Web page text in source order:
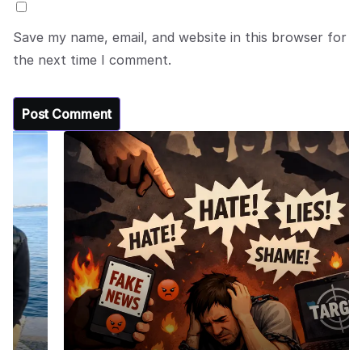
Save my name, email, and website in this browser for
the next time I comment.